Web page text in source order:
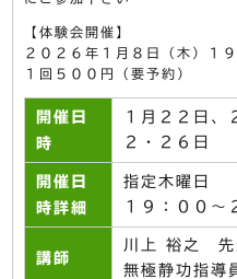
【体験会開催】
２０２６年１月８日（木）１
１回５００円（要予約）
開催日
時
１月２２日、
２・２６日
開催日
時詳細
指定木曜日
１９：００～
講師
川上 裕之 先
無極静功指導